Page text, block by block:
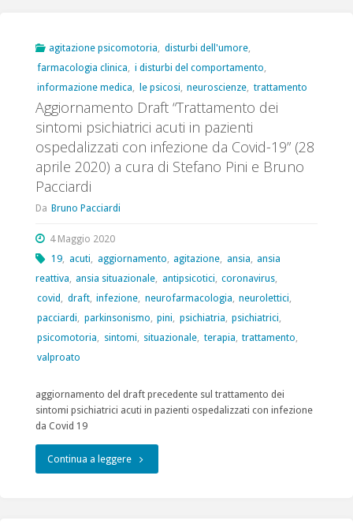
antidepressivi
medicina
nuovi
farmaci"
agitazione psicomotoria disturbi dell'umore
farmacologia clinica
i disturbi del comportamento
informazione medica
le psicosi neuroscienze trattamento
Aggiornamento Draft “Trattamento dei
sintomi psichiatrici acuti in pazienti
ospedalizzati con infezione da Covid-19” (28
aprile 2020) a cura di Stefano Pini e Bruno
Pacciardi
Da Bruno Pacciardi
4 Maggio 2020
19, acuti, aggiornamento, agitazione, ansia, ansia
reattiva, ansia situazionale, antipsicotici, coronavirus,
covid , draft, infezione, neurofarmacologia, neurolettici,
pacciardi, parkinsonismo, pini, psichiatria, psichiatrici,
psicomotoria, sintomi, situazionale, terapia, trattamento,
valproato
aggiornamento del draft precedente sul trattamento dei
sintomi psichiatrici acuti in pazienti ospedalizzati con infezione
da Covid 19
Continua a leggere"Aggiornamento